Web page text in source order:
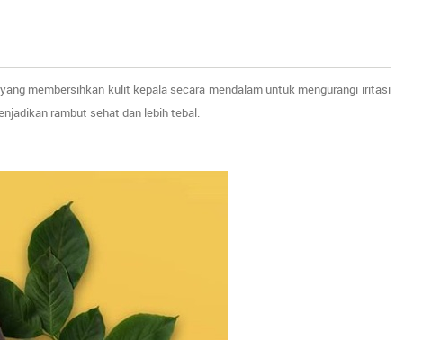
membersihkan kulit kepala secara mendalam untuk mengurangi iritasi
rambut sehat dan lebih tebal.